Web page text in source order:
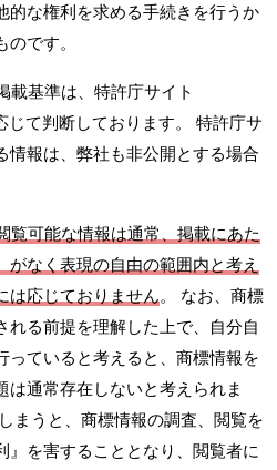
的な権利を求める手続きを行うか
です。
載基準は、特許庁サイト
て判断しております。 特許庁サ
情報は、弊社も非公開とする場合
覧可能な情報は通常、掲載にあた
がなく表現の自由の範囲内と考え
は応じておりません。 なお、商標
れる前提を理解した上で、自分自
っていると考えると、商標情報を
通常存在しないと考えられま
まうと、商標情報の調査、閲覧を
』を害することとなり、閲覧者に